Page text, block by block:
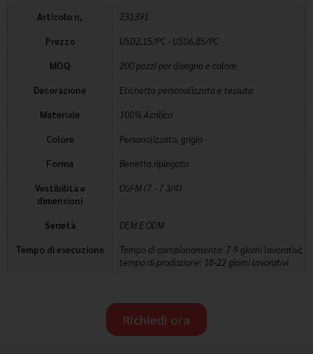
Articolo n, 231391
Prezzo USD2,15/PC - USD6,85/PC
MOQ 200 pezzi per disegno e colore
Decorazione Etichetta personalizzata e tessuta
Materiale 100% Acrilico
Colore Personalizzato, grigio
Forma Berretto ripiegato
Vestibilità e
dimensioni
OSFM (7 - 7 3/4)
Serietà OEM E ODM
Tempo di esecuzione
Tempo di campionamento: 7-9 giorni lavorativi;
tempo di produzione: 18-22 giorni lavorativi
Richiedi ora